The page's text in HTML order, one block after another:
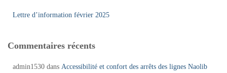
Lettre d’information février 2025
Commentaires récents
admin1530 dans Accessibilité et confort des arrêts des lignes Naolib